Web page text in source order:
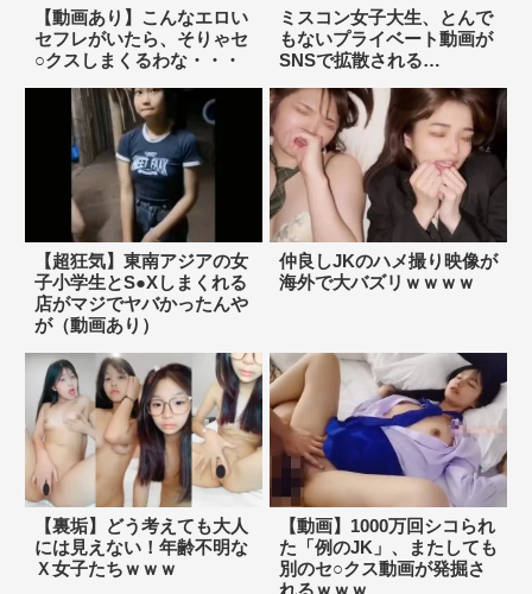
【動画あり】こんなエロい
セフレがいたら、そりゃセ
○クスしまくるわな・・・
ミスコン女子大生、とんで
もないプライベート動画が
SNSで拡散される…
【超狂気】東南アジアの女
子小学生とS●Xしまくれる
店がマジでヤバかったんや
が（動画あり）
仲良しJKのハメ撮り映像が
海外で大バズリｗｗｗｗ
【裏垢】どう考えても大人
には見えない！年齢不明な
Ｘ女子たちｗｗｗ
【動画】1000万回シコられ
た「例のJK」、またしても
別のセ○クス動画が発掘さ
れるｗｗｗ